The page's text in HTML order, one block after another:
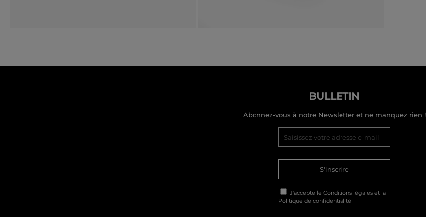
BULLETIN
Abonnez-vous à notre Newsletter et ne manquez rien !
S'inscrire
J'accepte le Conditions légales et la
Politique de confidentialité